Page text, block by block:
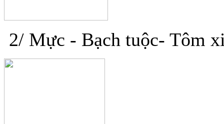
2/ Mực - Bạch tuộc- Tôm